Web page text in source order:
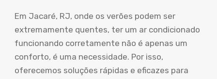
Em Jacaré, RJ, onde os verões podem ser
extremamente quentes, ter um ar condicionado
funcionando corretamente não é apenas um
conforto, é uma necessidade. Por isso,
oferecemos soluções rápidas e eficazes para